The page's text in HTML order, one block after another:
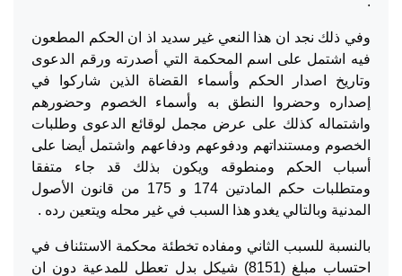
وفي ذلك نجد ان هذا النعي غير سديد اذ ان الحكم المطعون
فيه اشتمل على اسم المحكمة التي أصدرته ورقم الدعوى
وتاريخ اصدار الحكم وأسماء القضاة الذين شاركوا في
إصداره وحضروا النطق به وأسماء الخصوم وحضورهم
واشتماله كذلك على عرض مجمل لوقائع الدعوى وطلبات
الخصوم ومستنداتهم ودفوعهم ودفاعهم واشتمل أيضا على
أسباب الحكم ومنطوقه ويكون بذلك قد جاء متفقا
ومتطلبات حكم المادتين 174 و 175 من قانون الأصول
المدنية وبالتالي يغدو هذا السبب في غير محله ويتعين رده .
بالنسبة للسبب الثاني ومفاده تخطئة محكمة الاستئناف في
احتساب مبلغ (8151) شيكل بدل تعطل للمدعية دون ان